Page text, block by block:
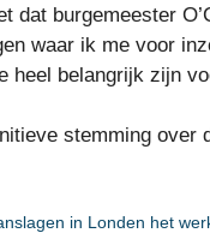
dat burgemeester
waar ik me voor
heel belangrijk zijn
stemming over
in Londen het